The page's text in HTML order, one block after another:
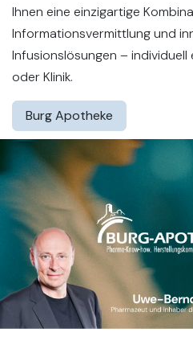
Ihnen eine einzigartige
Informationsvermittlung und
Infusionslösungen – individuell
oder Klinik.
Burg Apotheke